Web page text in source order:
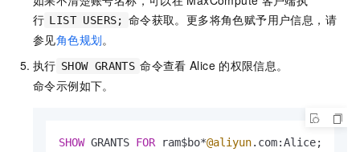
行 LIST USERS; 命令获取。更多将角色赋予用户信息，请
参见角色规划。
执行 SHOW GRANTS 命令查看 Alice 的权限信息。
命令示例如下。
SHOW GRANTS FOR ram$bo*@aliyun.com:Alice;